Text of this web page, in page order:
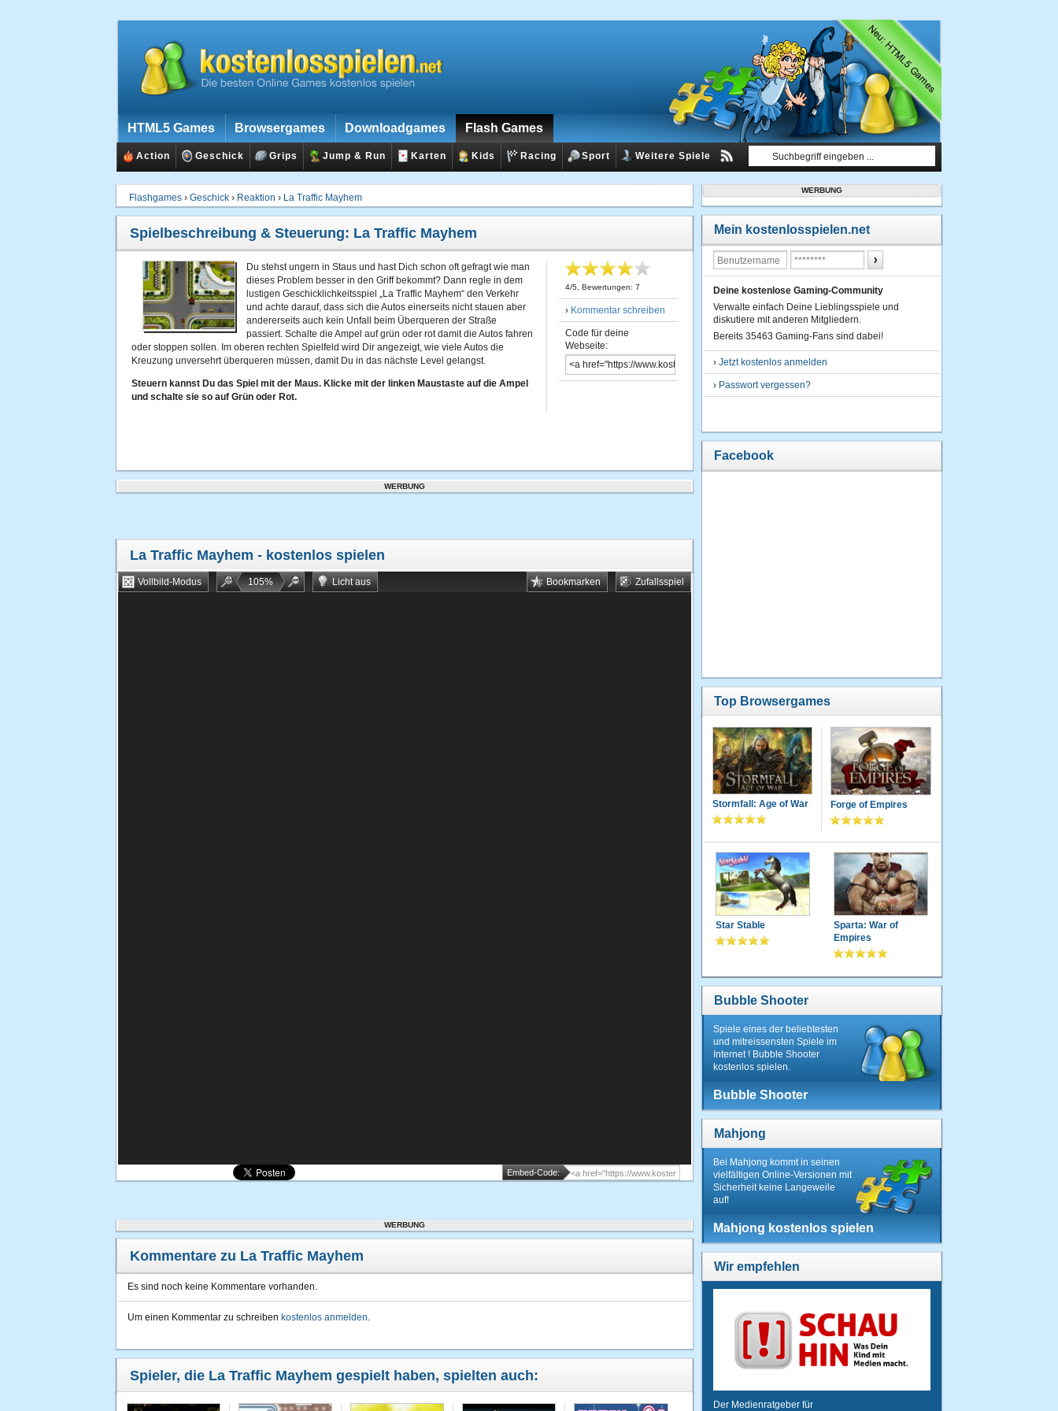
HTML5 Games Browsergames Downloadgames Flash Games
Action Geschick Grips Jump & Run Karten Kids Racing Sport Weitere Spiele
Flashgames › Geschick › Reaktion › La Traffic Mayhem
Spielbeschreibung & Steuerung: La Traffic Mayhem
Du stehst ungern in Staus und hast Dich schon oft gefragt wie man
dieses Problem besser in den Griff bekommt? Dann regle in dem
lustigen Geschicklichkeitsspiel „La Traffic Mayhem“ den Verkehr
und achte darauf, dass sich die Autos einerseits nicht stauen aber
andererseits auch kein Unfall beim Überqueren der Straße
passiert. Schalte die Ampel auf grün oder rot damit die Autos fahren
oder stoppen sollen. Im oberen rechten Spielfeld wird Dir angezeigt, wie viele Autos die
Kreuzung unversehrt überqueren müssen, damit Du in das nächste Level gelangst.
Steuern kannst Du das Spiel mit der Maus. Klicke mit der linken Maustaste auf die Ampel
und schalte sie so auf Grün oder Rot.
4/5 , Bewertungen: 7
› Kommentar schreiben
Code für deine
Webseite:
WERBUNG
La Traffic Mayhem - kostenlos spielen
Vollbild-Modus 105% Licht aus Zufallsspiel
Bookmarken
Embed-Code:
WERBUNG
Kommentare zu La Traffic Mayhem
Es sind noch keine Kommentare vorhanden.
Um einen Kommentar zu schreiben kostenlos anmelden.
Spieler, die La Traffic Mayhem gespielt haben, spielten auch:
WERBUNG
Mein kostenlosspielen.net
Deine kostenlose Gaming-Community
Verwalte einfach Deine Lieblingsspiele und
diskutiere mit anderen Mitgliedern.
Bereits 35463 Gaming-Fans sind dabei!
› Jetzt kostenlos anmelden
› Passwort vergessen?
Facebook
Top Browsergames
Stormfall: Age of War Forge of Empires
Star Stable
Sparta: War of
Empires
Bubble Shooter
Spiele eines der beliebtesten
und mitreissensten Spiele im
Internet ! Bubble Shooter
kostenlos spielen.
Bubble Shooter
Mahjong
Bei Mahjong kommt in seinen
vielfältigen Online-Versionen mit
Sicherheit keine Langeweile
auf!
Mahjong kostenlos spielen
Wir empfehlen
Der Medienratgeber für